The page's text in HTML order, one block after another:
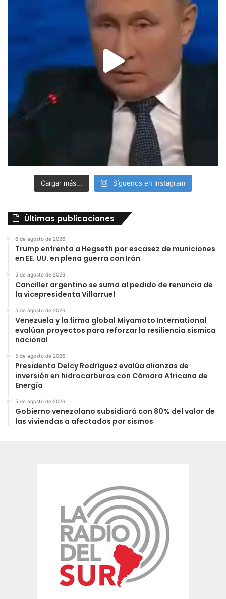
Cargar más... Síguenos en Instagram
Últimas publicaciones
6 de agosto de 2026
Trump enfrenta a Hegseth por escasez de municiones
en EE. UU. en plena guerra con Irán
5 de agosto de 2026
Canciller argentino se suma al pedido de renuncia de
la vicepresidenta Villarruel
5 de agosto de 2026
Venezuela y la firma global Miyamoto International
evalúan proyectos para reforzar la resiliencia sísmica
nacional
5 de agosto de 2026
Presidenta Delcy Rodríguez evalúa alianzas de
inversión en hidrocarburos con Cámara Africana de
Energía
5 de agosto de 2026
Gobierno venezolano subsidiará con 80% del valor de
las viviendas a afectados por sismos